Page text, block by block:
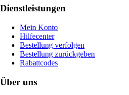
Dienstleistungen
Mein Konto
Hilfecenter
Bestellung verfolgen
Bestellung zurückgeben
Rabattcodes
Über uns